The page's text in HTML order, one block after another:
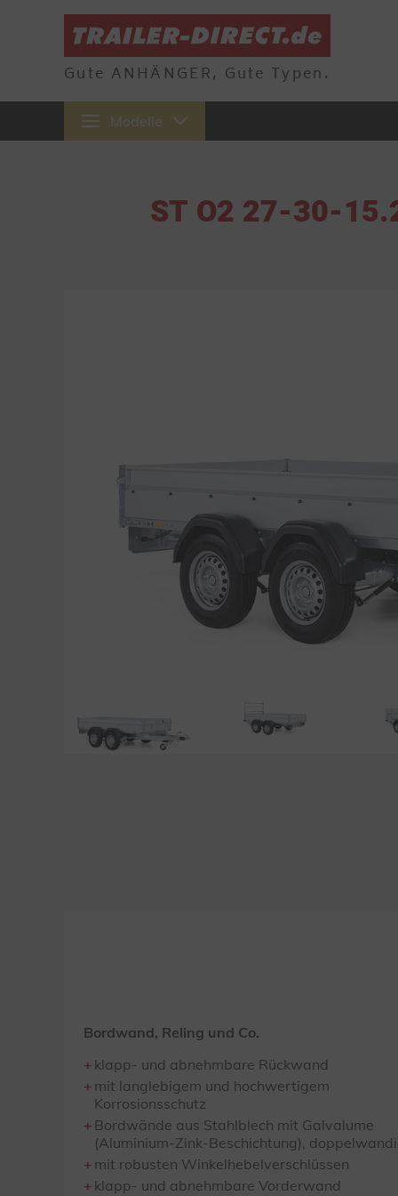
Gute ANHÄNGER, Gute Typen.
Modelle
ST O2 27-30-
Bordwand, Reling und Co.
klapp- und abnehmbare Rückwand
mit langlebigem und hochwertigem
Korrosionsschutz
Bordwände aus Stahlblech mit Galvalume
(Aluminium-Zink-Beschichtung),
mit robusten Winkelhebelverschlüssen
klapp- und abnehmbare Vorderwand